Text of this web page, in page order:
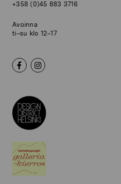
+358 (0)45 883 3716
Avoinna
ti–su klo 12–17